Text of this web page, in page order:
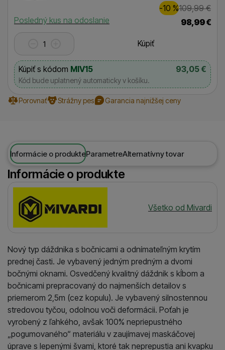
Dostupnosť
Posledný kus na odoslanie
109,99€
Zľava
11,00€
(
-10 %
)
98,99€
Kúpiť
Kúpiť s kódom MIV15
Kód bude uplatnený automaticky v košíku.
93,05 €
Porovnať Strážny pes Garancia najnižšej ceny
Informácie o produkteParametreAlternatívny tovar
Informácie o produkte
Výrobca
Všetko od Mivardi
Nový typ dáždnika s bočnicami a odnímateľným krytím
prednej časti. Je vybavený jedným predným a dvomi
bočnými oknami. Osvedčený kvalitný dáždnik s kĺbom a
bočnicami prepracovaný do najmenších detailov s
priemerom 2,5m (cez kopulu). Je vybavený silnostennou
stredovou tyčou, odolnou voči deformácii. Poťah je
vyrobený z ľahkého, avšak 100% nepriepustného
„pogumovaného“ materiálu v zaujímavej maskáčovej
úprave s lepenými švami, ktoré tak neprepustia ani kvapku